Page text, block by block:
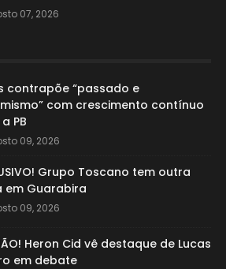
07, 2026
contrapõe “passado e
com crescimento contínuo
PB
09, 2026
Grupo Toscano tem outra
em Guarabira
09, 2026
Heron Cid vê destaque de Lucas
em debate